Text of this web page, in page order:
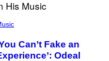
Can’t Fake an
Odeal